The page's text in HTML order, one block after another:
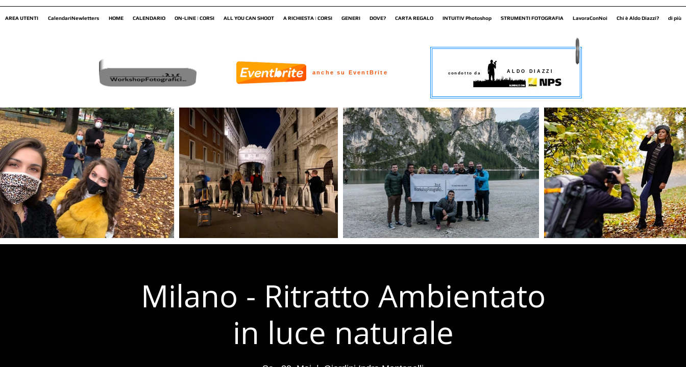
AREA UTENTI CalendariNewletters HOME CALENDARIO ON-LINE | CORSI ALL YOU CAN SHOOT A RICHIESTA | CORSI GENERI DOVE? CARTA REGALO INTUITIV Photoshop STRUMENTI FOTOGRAFIA LavoraConNoi Chi è Aldo Diazzi? di più
Milano - Ritratto Ambientato
in luce naturale
condotto da ALDO DIAZZI
anche su EventBrite